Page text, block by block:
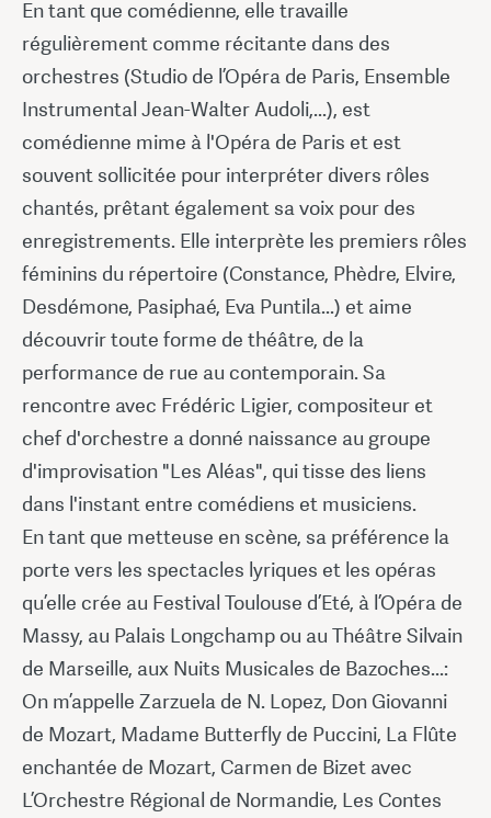
En tant que comédienne, elle travaille
régulièrement comme récitante dans des
orchestres (Studio de l’Opéra de Paris, Ensemble
Instrumental Jean-Walter Audoli,...), est
comédienne mime à l'Opéra de Paris et est
souvent sollicitée pour interpréter divers rôles
chantés, prêtant également sa voix pour des
enregistrements. Elle interprète les premiers rôles
féminins du répertoire (Constance, Phèdre, Elvire,
Desdémone, Pasiphaé, Eva Puntila...) et aime
découvrir toute forme de théâtre, de la
performance de rue au contemporain. Sa
rencontre avec Frédéric Ligier, compositeur et
chef d'orchestre a donné naissance au groupe
d'improvisation "Les Aléas", qui tisse des liens
dans l'instant entre comédiens et musiciens.
En tant que metteuse en scène, sa préférence la
porte vers les spectacles lyriques et les opéras
qu’elle crée au Festival Toulouse d’Eté, à l’Opéra de
Massy, au Palais Longchamp ou au Théâtre Silvain
de Marseille, aux Nuits Musicales de Bazoches...:
On m’appelle Zarzuela de N. Lopez, Don Giovanni
de Mozart, Madame Butterfly de Puccini, La Flûte
enchantée de Mozart, Carmen de Bizet avec
L’Orchestre Régional de Normandie, Les Contes